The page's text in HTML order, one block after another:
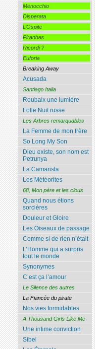
Menocchio
Disperata
L’Ospite
Piranhas
Ricordi ?
Euforia
Breaking Away
Acusada
Santiago Italia
Roubaix une lumière
Folle Nuit russe
Les Arbres remarquables
La Femme de mon frère
So Long My Son
Dieu existe, son nom est
Petrunya
La Camarista
Les Météorites
68, Mon père et les clous
Quand nous étions
sorcières
Douleur et Gloire
Les Oiseaux de passage
Comme si de rien n’était
L’Homme qui a surpris
tout le monde
Synonymes
C’est ça l’amour
Le Silence des autres
La Fiancée du pirate
Nos vies formidables
A Thousand Girls Like Me
Une intime conviction
Sibel